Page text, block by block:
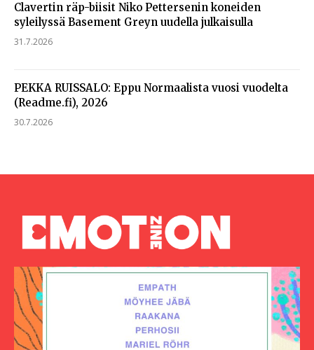
Clavertin räp-biisit Niko Pettersenin koneiden
syleilyssä Basement Greyn uudella julkaisulla
31.7.2026
PEKKA RUISSALO: Eppu Normaalista vuosi vuodelta
(Readme.fi), 2026
30.7.2026